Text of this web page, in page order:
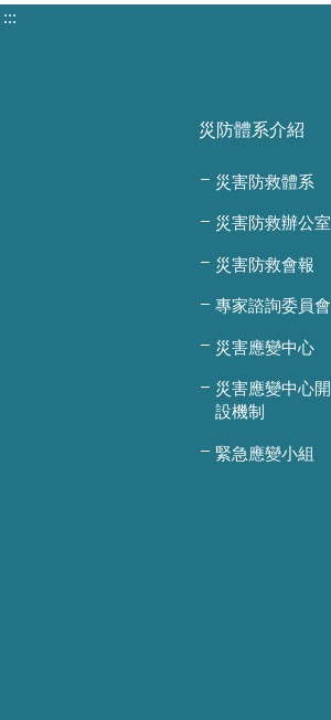
:::
災防體系介紹
災害防救體系
災害防救辦公室
災害防救會報
專家諮詢委員會
災害應變中心
災害應變中心開
設機制
緊急應變小組